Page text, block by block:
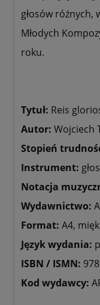
głosów różnych,
Młodych
roku.
Tytuł: Reis
Autor: Wojciech
Stopień
Instrument: głos
Notacja
Wydawnictwo:
Format: A4,
Język wydania:
ISBN / ISMN:
Kod wydawcy: